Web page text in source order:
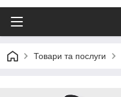
Товари та послуги